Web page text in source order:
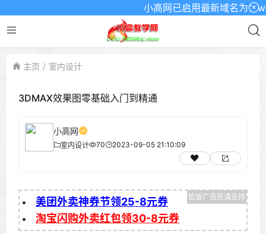
小高网已启用最新域名为：
主页 室内设计
3DMAX效果图零基础入门到精通
小高网
室内设计 70 2023-09-05 21:10:09
美团外卖神券节领25-8元券
淘宝闪购外卖红包领30-8元券